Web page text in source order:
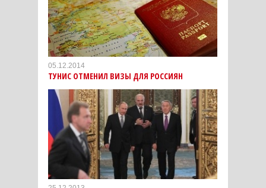
05.12.2014
ТУНИС ОТМЕНИЛ ВИЗЫ ДЛЯ РОССИЯН